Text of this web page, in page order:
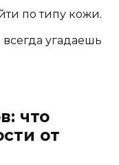
по типу кожи.
угадаешь
что
от